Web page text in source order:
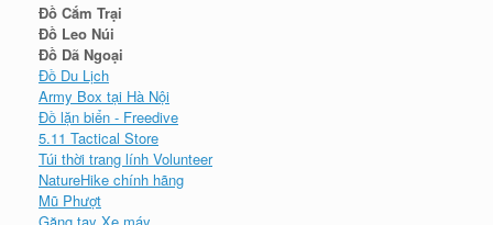
Đồ Cắm Trại
Đồ Leo Núi
Đồ Dã Ngoại
Đồ Du Lịch
Army Box tại Hà Nội
Đồ lặn biển - Freedive
5.11 Tactical Store
Túi thời trang lính Volunteer
NatureHike chính hãng
Mũ Phượt